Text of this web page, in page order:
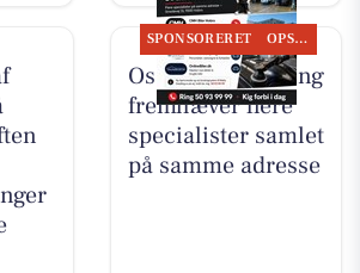
SPONSORERET OPSLAGSTAVLEN
Oscar Biludlejning
fremhæver flere
specialister samlet
på samme adresse